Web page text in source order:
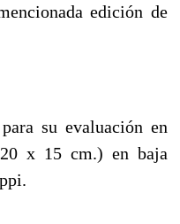
edición de
su evaluación en
x 15 cm.) en baja